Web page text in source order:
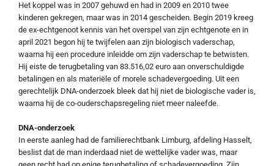
Het koppel was in 2007 gehuwd en had in 2009 en 2010 twee
kinderen gekregen, maar was in 2014 gescheiden. Begin 2019 kreeg
de ex-echtgenoot kennis van het overspel van zijn echtgenote en in
april 2021 begon hij te twijfelen aan zijn biologisch vaderschap,
waarna hij een procedure inleidde om zijn vaderschap te betwisten.
Hij eiste de terugbetaling van 83.516,02 euro aan onverschuldigde
betalingen en als materiële of morele schadevergoeding. Uit een
gerechtelijk DNA-onderzoek bleek dat hij niet de biologische vader is,
waarna hij de co-ouderschapsregeling niet meer naleefde.
DNA-onderzoek
In eerste aanleg had de familierechtbank Limburg, afdeling Hasselt,
beslist dat de man inderdaad niet de wettelijke vader was, maar